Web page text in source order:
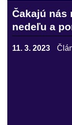
Čakajú nás
nedeľu a
11. 3. 2023